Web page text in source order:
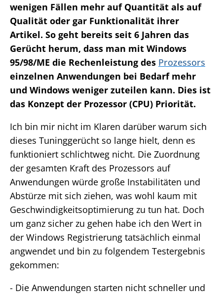
wenigen Fällen mehr auf Quantität als auf
Qualität oder gar Funktionalität ihrer
Artikel. So geht bereits seit 6 Jahren das
Gerücht herum, dass man mit Windows
95/98/ME die Rechenleistung des Prozessors
einzelnen Anwendungen bei Bedarf mehr
und Windows weniger zuteilen kann. Dies ist
das Konzept der Prozessor (CPU) Priorität.
Ich bin mir nicht im Klaren darüber warum sich
dieses Tuninggerücht so lange hielt, denn es
funktioniert schlichtweg nicht. Die Zuordnung
der gesamten Kraft des Prozessors auf
Anwendungen würde große Instabilitäten und
Abstürze mit sich ziehen, was wohl kaum mit
Geschwindigkeitsoptimierung zu tun hat. Doch
um ganz sicher zu gehen habe ich den Wert in
der Windows Registrierung tatsächlich einmal
angwendet und bin zu folgendem Testergebnis
gekommen:
- Die Anwendungen starten nicht schneller und